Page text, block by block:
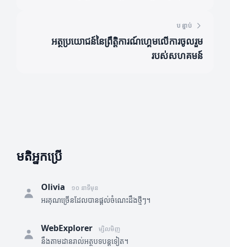
បន្ទាប់
អត្ថប្រយោជន៍នៃព្រឹត្តិការណ៍ហ្គេមលើការចូលរួម
របស់សហគមន៍
មតិអ្នកប្រើ
Olivia ១០ នាទីមុន
អរគុណច្រើនដែលបានផ្តល់ចំណេះដឹងថ្មីៗ។
WebExplorer ម្សិលមិញ
នឹងតាមដានរាល់អត្ថបទបន្តទៀត។